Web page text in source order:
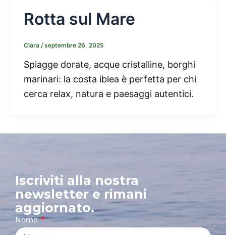
Rotta sul Mare
Clara /septembre 26, 2025
Spiagge dorate, acque cristalline, borghi
marinari: la costa iblea è perfetta per chi
cerca relax, natura e paesaggi autentici.
Iscriviti alla nostra
newsletter e rimani
aggiornato.
Nome